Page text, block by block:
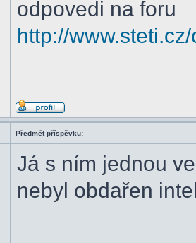
odpovedi na foru
http://
Předmět příspěvku:
Já s ním jednou
nebyl obdařen